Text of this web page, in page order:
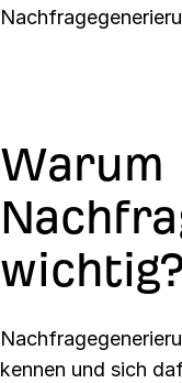
Warum
wichtig?
kennen und sich